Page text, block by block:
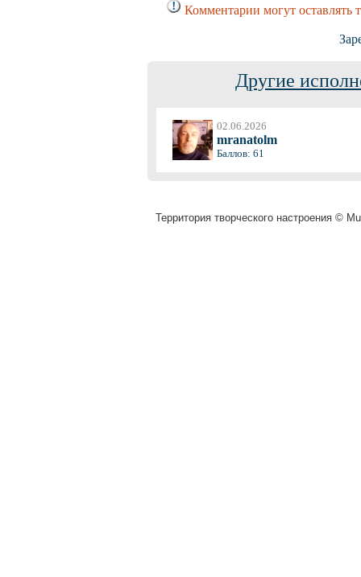
Комментарии могут оставлять
Другие
02.06.2026
mranatolm
Баллов: 61
Территория творческого настроения ©